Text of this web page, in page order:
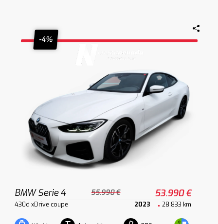
-4%
BMW Serie 4 55.990 € 53.990 €
430d xDrive coupe 2023 28.833 km